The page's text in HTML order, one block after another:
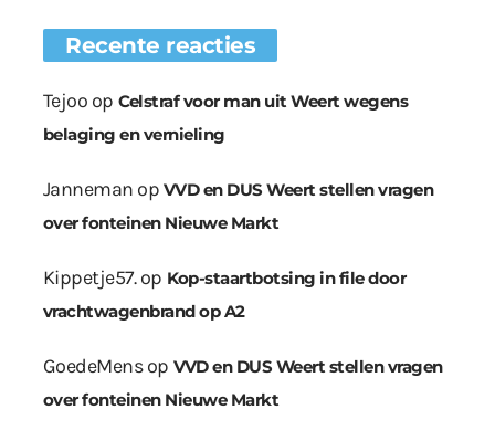
Recente reacties
Tejoo op Celstraf voor man uit Weert wegens
belaging en vernieling
Janneman op VVD en DUS Weert stellen vragen
over fonteinen Nieuwe Markt
Kippetje57.op Kop-staartbotsing in file door
vrachtwagenbrand op A2
GoedeMensop VVD en DUS Weert stellen vragen
over fonteinen Nieuwe Markt